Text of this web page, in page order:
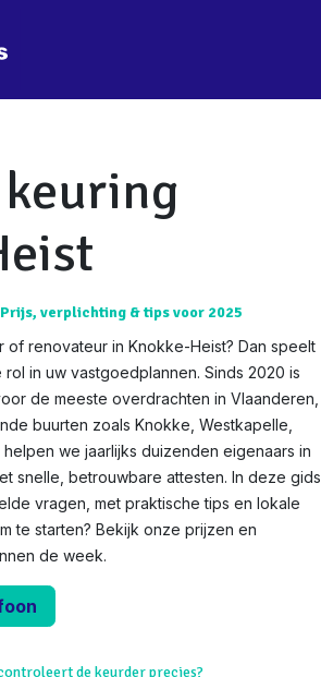
verplichting & tips voor 2025
renovateur in Knokke-Heist? Dan speelt
in uw vastgoedplannen. Sinds 2020 is
de meeste overdrachten in Vlaanderen,
buurten zoals Knokke, Westkapelle,
helpen we jaarlijks duizenden eigenaars in
snelle, betrouwbare attesten. In deze gids
vragen, met praktische tips en lokale
te starten? Bekijk onze prijzen en
de week.
de keurder precies?